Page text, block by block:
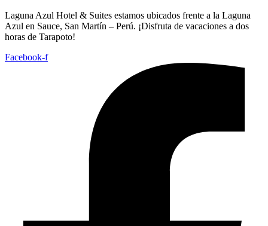
Laguna Azul Hotel & Suites estamos ubicados frente a la Laguna
Azul en Sauce, San Martín – Perú. ¡Disfruta de vacaciones a dos
horas de Tarapoto!
Facebook-f